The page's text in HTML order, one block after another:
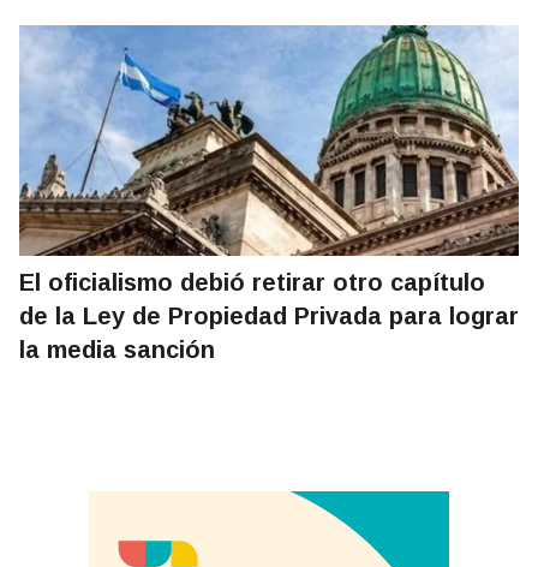
El oficialismo debió retirar otro capítulo
de la Ley de Propiedad Privada para lograr
la media sanción